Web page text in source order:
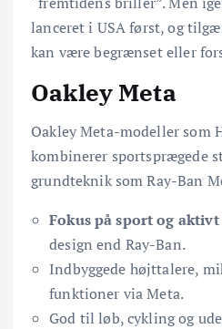
lanceret i USA først, og
kan være begrænset eller
Oakley Meta
Oakley Meta-modeller som
kombinerer sportsprægede
grundteknik som Ray-Ban
Fokus på sport og
design end Ray-Ban.
Indbyggede højttalere,
funktioner via Meta.
God til løb, cykling og